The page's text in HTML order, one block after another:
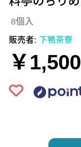
8個入
販売者: 下鴨茶寮
￥1,500